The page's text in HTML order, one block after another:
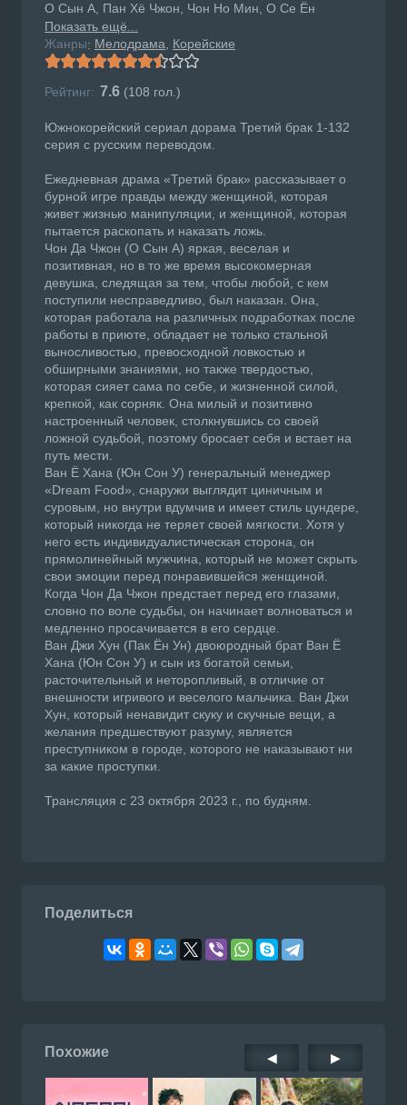
О Сын А, Пан Хё Чжон, Чон Но Мин, О Се Ён
Показать ещё...
Жанры: Мелодрама Корейские
Рейтинг: 7.6 (108 гол.)
Южнокорейский сериал дорама Третий брак 1-132
серия с русским переводом.
Ежедневная драма «Третий брак» рассказывает о
бурной игре правды между женщиной, которая
живет жизнью манипуляции, и женщиной, которая
пытается раскопать и наказать ложь.
Чон Да Чжон (О Сын А) яркая, веселая и
позитивная, но в то же время высокомерная
девушка, следящая за тем, чтобы любой, с кем
поступили несправедливо, был наказан. Она,
которая работала на различных подработках после
работы в приюте, обладает не только стальной
выносливостью, превосходной ловкостью и
обширными знаниями, но также твердостью,
которая сияет сама по себе, и жизненной силой,
крепкой, как сорняк. Она милый и позитивно
настроенный человек, столкнувшись со своей
ложной судьбой, поэтому бросает себя и встает на
путь мести.
Ван Ё Хана (Юн Сон У) генеральный менеджер
«Dream Food», снаружи выглядит циничным и
суровым, но внутри вдумчив и имеет стиль цундере,
который никогда не теряет своей мягкости. Хотя у
него есть индивидуалистическая сторона, он
прямолинейный мужчина, который не может скрыть
свои эмоции перед понравившейся женщиной.
Когда Чон Да Чжон предстает перед его глазами,
словно по воле судьбы, он начинает волноваться и
медленно просачивается в его сердце.
Ван Джи Хун (Пак Ён Ун) двоюродный брат Ван Ё
Хана (Юн Сон У) и сын из богатой семьи,
расточительный и неторопливый, в отличие от
внешности игривого и веселого мальчика. Ван Джи
Хун, который ненавидит скуку и скучные вещи, а
желания предшествуют разуму, является
преступником в городе, которого не наказывают ни
за какие проступки.
Трансляция с 23 октября 2023 г., по будням.
Поделиться
Похожие ◀ ▶